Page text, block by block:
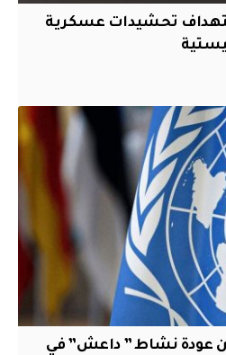
تحشيدات عسكرية
من عودة نشاط ” داعش” في